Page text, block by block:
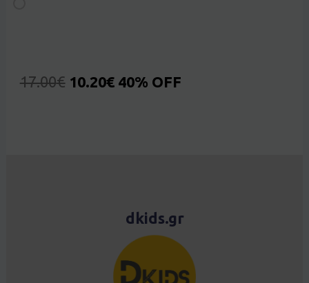
17.00€ 10.20€ 40% OFF
dkids.gr